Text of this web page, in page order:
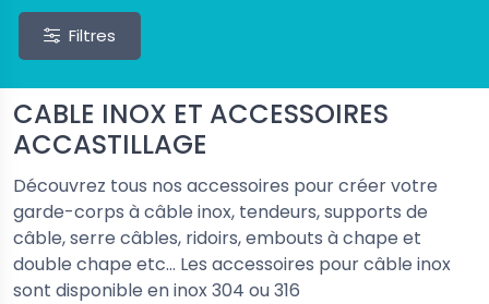
Filtres
CABLE INOX ET ACCESSOIRES
ACCASTILLAGE
Découvrez tous nos accessoires pour créer votre
garde-corps à câble inox, tendeurs, supports de
câble, serre câbles, ridoirs, embouts à chape et
double chape etc... Les accessoires pour câble inox
sont disponible en inox 304 ou 316